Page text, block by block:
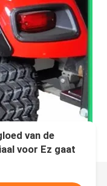
van de
voor Ez gaat